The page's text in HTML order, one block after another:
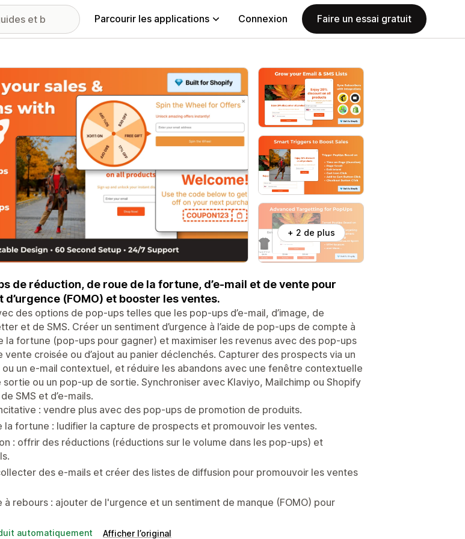
Parcourir les applications Connexion Faire un essai gratuit
+ 2 de plus
de réduction, de roue de la fortune, d’e-mail et de vente pour
(FOMO) et booster les ventes.
des options de pop-ups telles que les pop-ups d’e-mail, d’image, de
et de SMS. Créer un sentiment d’urgence à l’aide de pop-ups de compte à
la fortune (pop-ups pour gagner) et maximiser les revenus avec des pop-ups
croisée ou d’ajout au panier déclenchés. Capturer des prospects via un
un e-mail contextuel, et réduire les abandons avec une fenêtre contextuelle
sortie ou un pop-up de sortie. Synchroniser avec Klaviyo, Mailchimp ou Shopify
SMS et d’e-mails.
: vendre plus avec des pop-ups de promotion de produits.
la fortune : ludifier la capture de prospects et promouvoir les ventes.
: offrir des réductions (réductions sur le volume dans les pop-ups) et
des e-mails et créer des listes de diffusion pour promouvoir les ventes
rebours : ajouter de l'urgence et un sentiment de manque (FOMO) pour
automatiquement Afficher l’original